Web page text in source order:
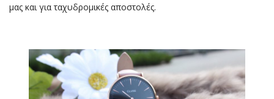
μας και για ταχυδρομικές αποστολές.